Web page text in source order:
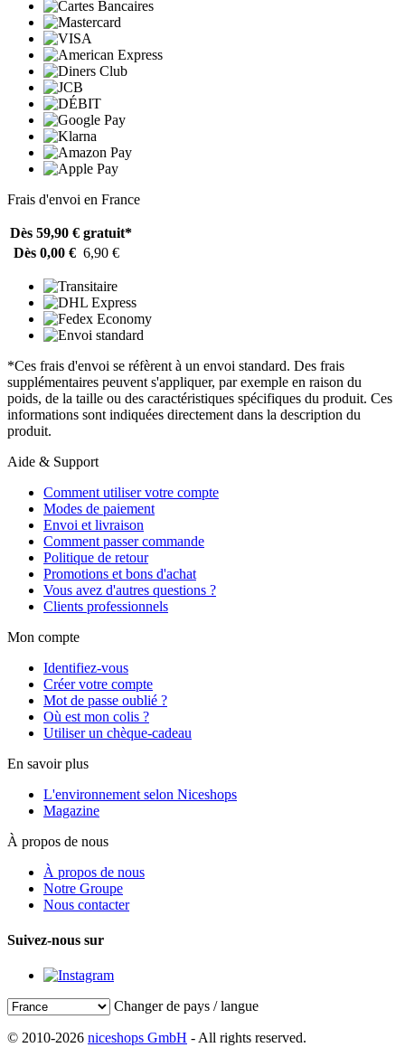
Frais d'envoi en France
Dès 59,90 € gratuit*
Dès 0,00 € 6,90 €
*Ces frais d'envoi se réfèrent à un envoi standard. Des frais
supplémentaires peuvent s'appliquer, par exemple en raison du
poids, de la taille ou des caractéristiques spécifiques du produit. Ces
informations sont indiquées directement dans la description du
produit.
Aide & Support
Comment utiliser votre compte
Modes de paiement
Envoi et livraison
Comment passer commande
Politique de retour
Promotions et bons d'achat
Vous avez d'autres questions ?
Clients professionnels
Mon compte
Identifiez-vous
Créer votre compte
Mot de passe oublié ?
Où est mon colis ?
Utiliser un chèque-cadeau
En savoir plus
L'environnement selon Niceshops
Magazine
À propos de nous
À propos de nous
Notre Groupe
Nous contacter
Suivez-nous sur
Changer de pays / langue
© 2010-2026 niceshops GmbH - All rights reserved.